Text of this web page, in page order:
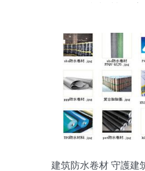
建筑防水卷材 守護建